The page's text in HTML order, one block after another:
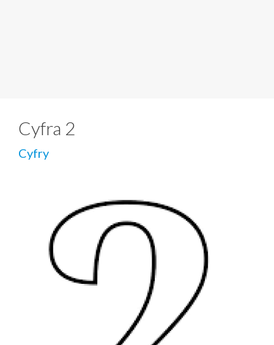
Cyfra 2
Cyfry